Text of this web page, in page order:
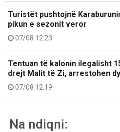
Turistët pushtojnë
pikun e sezonit veror
07/08 12:23
Tentuan të kalonin ilegalisht
drejt Malit të Zi, arrestohen
07/08 12:19
Na ndiqni: